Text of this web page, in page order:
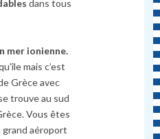
dans tous
mer ionienne.
mais c’est
Grèce avec
trouve au sud
Vous êtes
grand aéroport